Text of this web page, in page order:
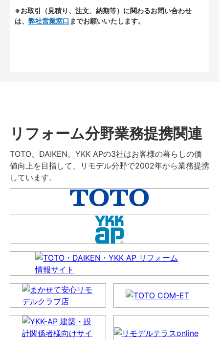
※お取引（見積り、注文、納期等）に関わるお問い合わせ
は、 弊社営業窓口 までお願いいたします。
リフォーム分野業務提携関連
TOTO、DAIKEN、YKK APの3社はお客様の暮らしの価
値向上を目指して、リモデル分野で2002年から業務提携
しています。